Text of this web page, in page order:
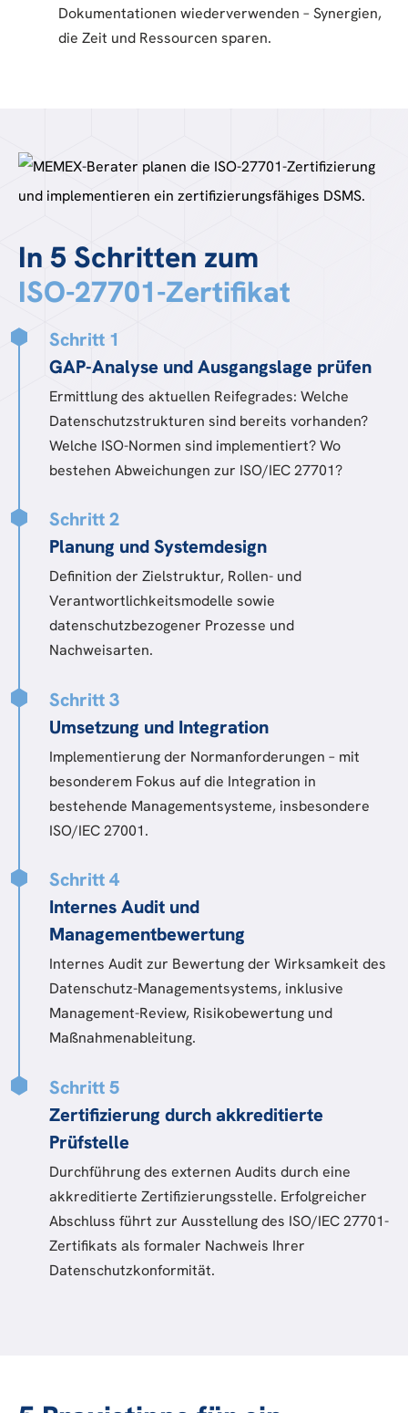
Dokumentationen wiederverwenden – Synergien,
die Zeit und Ressourcen sparen.
In 5 Schritten zum
ISO-27701-Zertifikat
Schritt 1
GAP-Analyse und Ausgangslage prüfen
Ermittlung des aktuellen Reifegrades: Welche
Datenschutzstrukturen sind bereits vorhanden?
Welche ISO-Normen sind implementiert? Wo
bestehen Abweichungen zur ISO/IEC 27701?
Schritt 2
Planung und Systemdesign
Definition der Zielstruktur, Rollen- und
Verantwortlichkeitsmodelle sowie
datenschutzbezogener Prozesse und
Nachweisarten.
Schritt 3
Umsetzung und Integration
Implementierung der Normanforderungen – mit
besonderem Fokus auf die Integration in
bestehende Managementsysteme, insbesondere
ISO/IEC 27001.
Schritt 4
Internes Audit und
Managementbewertung
Internes Audit zur Bewertung der Wirksamkeit des
Datenschutz-Managementsystems, inklusive
Management-Review, Risikobewertung und
Maßnahmenableitung.
Schritt 5
Zertifizierung durch akkreditierte
Prüfstelle
Durchführung des externen Audits durch eine
akkreditierte Zertifizierungsstelle. Erfolgreicher
Abschluss führt zur Ausstellung des ISO/IEC 27701-
Zertifikats als formaler Nachweis Ihrer
Datenschutzkonformität.